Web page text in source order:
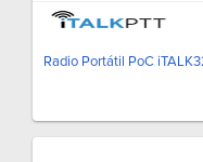
Radio Portátil PoC